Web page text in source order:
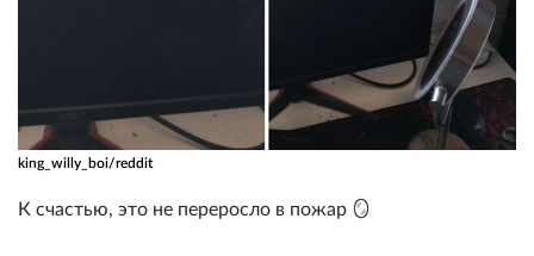
king_willy_boi/reddit
К счастью, это не переросло в пожар 🪞